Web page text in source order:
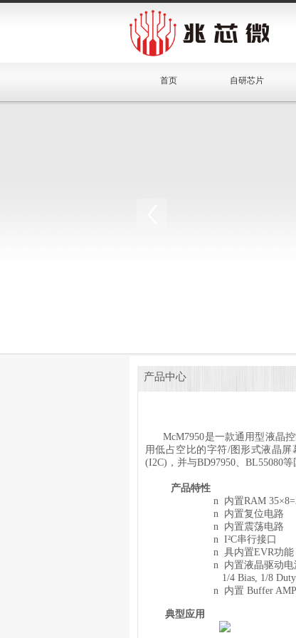
首页 自研芯片
产品中心
McM7950是一款通用型液晶
用低占空比的字符/图形式液晶屏
(I2C) ，并与BD97950、 BL55080等
产品特性
n 内置RAM
n 内置复位电路
n 内置震荡电路
n I²C串行接口
n 具内置EVR功能
n 内置液晶驱动电
1/4 Bias, 1/8 Duty
n 内置 Buffer AMP
典型应用